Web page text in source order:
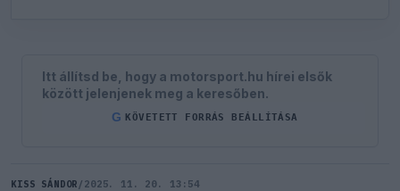
Itt állítsd be, hogy a motorsport.hu hírei elsők
között jelenjenek meg a keresőben.
G KÖVETETT FORRÁS BEÁLLÍTÁSA
KISS SÁNDOR / 2025. 11. 20. 13:54